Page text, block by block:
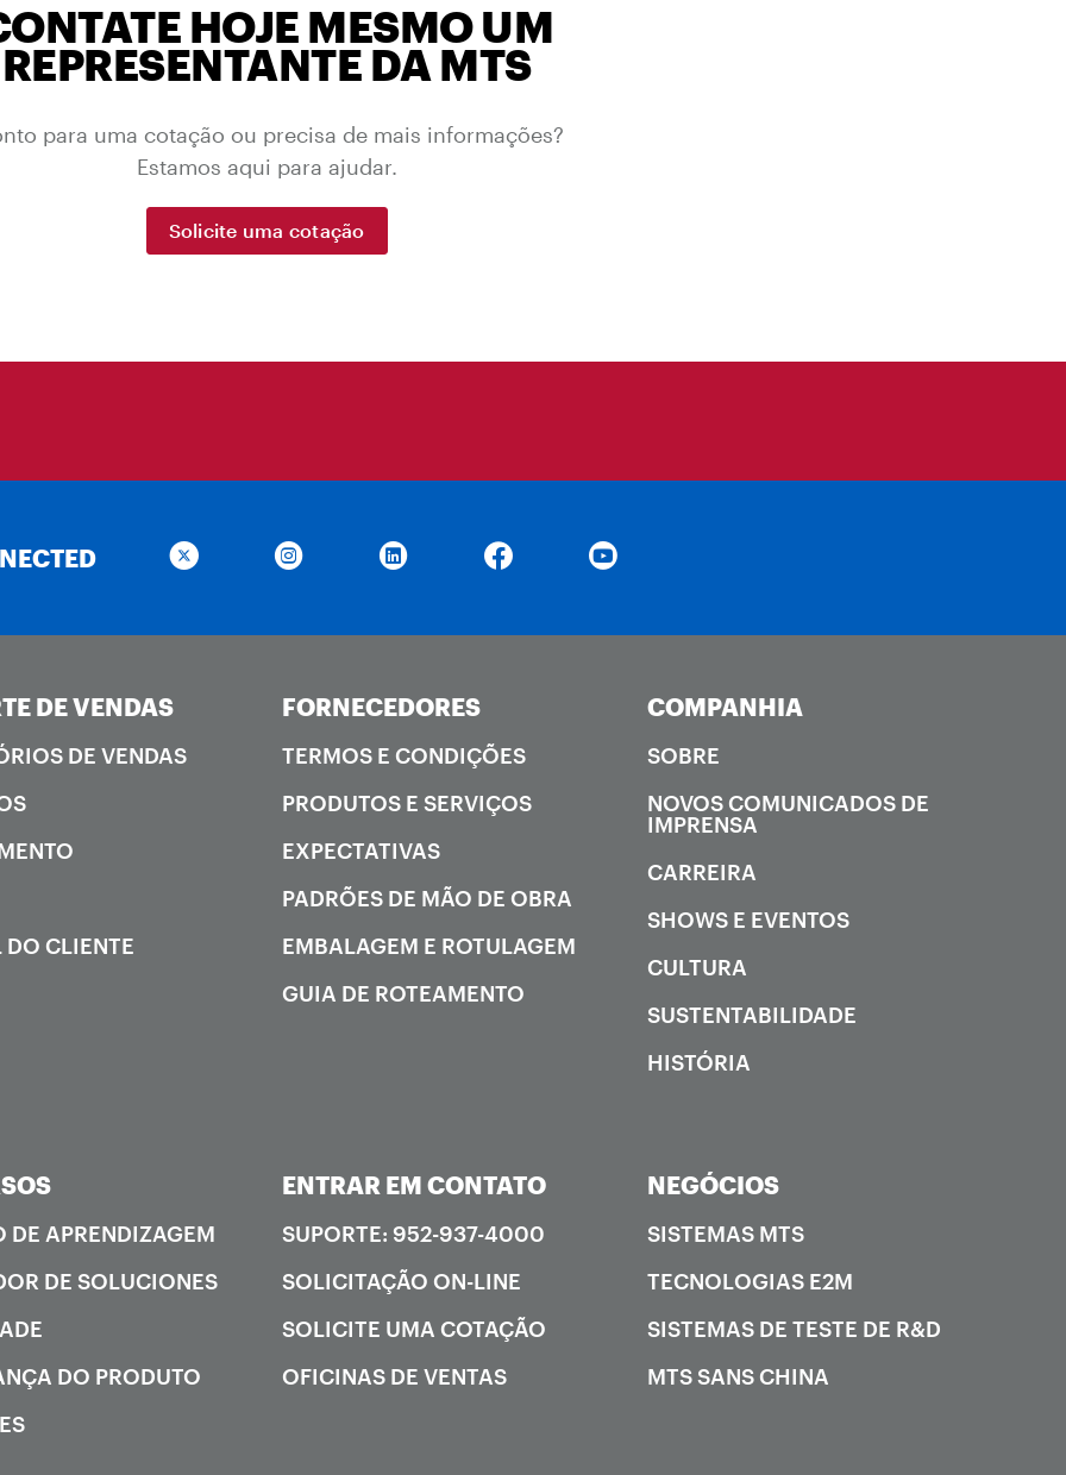
HOJE MESMO UM
REPRESENTANTE DA MTS
para uma cotação ou precisa de mais informações?
Estamos aqui para ajudar.
Solicite uma cotação
DE VENDAS
DE VENDAS
DO CLIENTE
FORNECEDORES
TERMOS E CONDIÇÕES
PRODUTOS E SERVIÇOS
EXPECTATIVAS
PADRÕES DE MÃO DE OBRA
EMBALAGEM E ROTULAGEM
GUIA DE ROTEAMENTO
COMPANHIA
SOBRE
NOVOS COMUNICADOS DE
IMPRENSA
CARREIRA
SHOWS E EVENTOS
CULTURA
SUSTENTABILIDADE
HISTÓRIA
DE APRENDIZAGEM
DE SOLUCIONES
DO PRODUTO
ENTRAR EM CONTATO
SUPORTE: 952-937-4000
SOLICITAÇÃO ON-LINE
SOLICITE UMA COTAÇÃO
OFICINAS DE VENTAS
NEGÓCIOS
SISTEMAS MTS
TECNOLOGIAS E2M
SISTEMAS DE TESTE DE R&D
MTS SANS CHINA